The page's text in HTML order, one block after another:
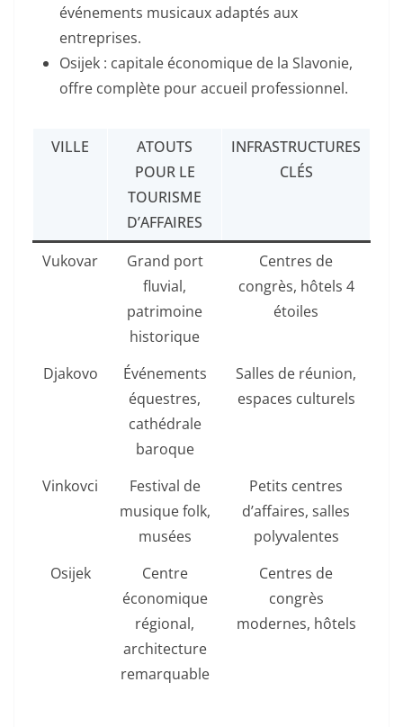
événements musicaux adaptés aux
entreprises.
Osijek : capitale économique de la Slavonie,
offre complète pour accueil professionnel.
VILLE
ATOUTS
POUR LE
TOURISME
D’AFFAIRES
INFRASTRUCTURES
CLÉS
Vukovar
Grand port
fluvial,
patrimoine
historique
Centres de
congrès, hôtels 4
étoiles
Djakovo
Événements
équestres,
cathédrale
baroque
Salles de réunion,
espaces culturels
Vinkovci
Festival de
musique folk,
musées
Petits centres
d’affaires, salles
polyvalentes
Osijek
Centre
économique
régional,
architecture
remarquable
Centres de
congrès
modernes, hôtels